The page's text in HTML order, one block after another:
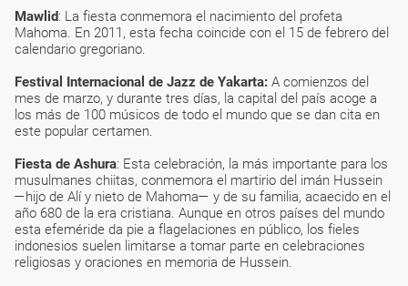
Mawlid: La fiesta conmemora el nacimiento del profeta
Mahoma. En 2011, esta fecha coincide con el 15 de febrero del
calendario gregoriano.
Festival Internacional de Jazz de Yakarta: A comienzos del
mes de marzo, y durante tres días, la capital del país acoge a
los más de 100 músicos de todo el mundo que se dan cita en
este popular certamen.
Fiesta de Ashura: Esta celebración, la más importante para los
musulmanes chiitas, conmemora el martirio del imán Hussein
—hijo de Alí y nieto de Mahoma— y de su familia, acaecido en el
año 680 de la era cristiana. Aunque en otros países del mundo
esta efeméride da pie a flagelaciones en público, los fieles
indonesios suelen limitarse a tomar parte en celebraciones
religiosas y oraciones en memoria de Hussein.